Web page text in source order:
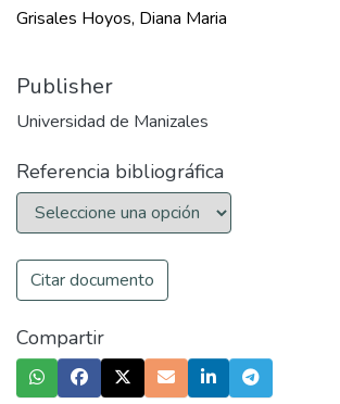
Grisales Hoyos, Diana Maria
Publisher
Universidad de Manizales
Referencia bibliográfica
Citar documento
Compartir